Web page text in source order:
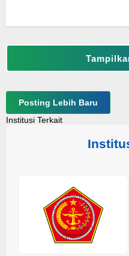
Posting Lebih Baru
Institusi Terkait